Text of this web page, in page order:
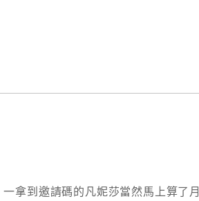
拿到邀請碼的凡妮莎當然馬上算了